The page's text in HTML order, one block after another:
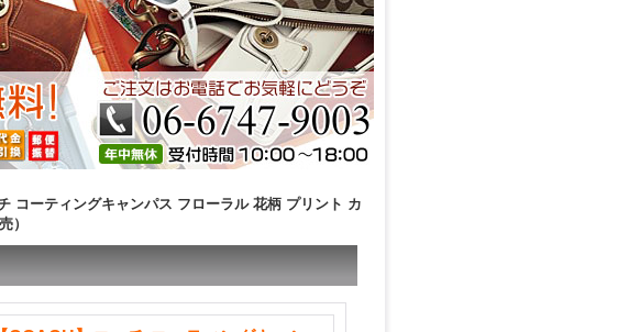
コーティングキャンパス フローラル 花柄 プリント カ
）